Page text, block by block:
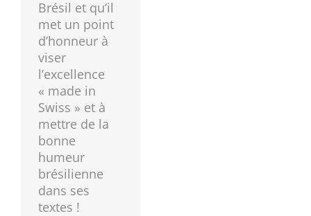
Brésil et qu’il
met un point
d’honneur à
viser
l’excellence
« made in
Swiss » et à
mettre de la
bonne
humeur
brésilienne
dans ses
textes !